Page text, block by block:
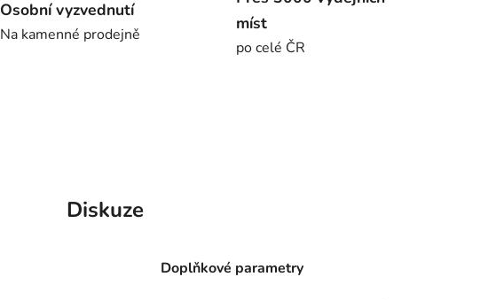
Osobní vyzvednutí
Na kamenné prodejně
míst
po celé ČR
Diskuze
Doplňkové parametry